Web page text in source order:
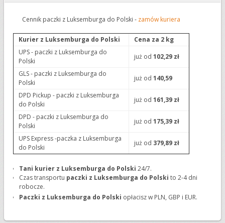
Cennik paczki z Luksemburga do Polski - zamów kuriera
Kurier z Luksemburga do Polski
Cena za 2 kg
UPS - paczki z Luksemburga do
Polski
już od102,29 zł
GLS - paczki z Luksemburga do
Polski
już od140,59
DPD Pickup - paczki z Luksemburga
do Polski
już od161,39 zł
DPD - paczki z Luksemburga do
Polski
już od175,39 zł
UPS Express -paczka z Luksemburga
do Polski
już od 379,89 zł
Tani kurier z Luksemburga do Polski 24/7.
Czas transportu paczki z Luksemburga do Polski to 2-4 dni
robocze.
Paczki z Luksemburga do Polski opłacisz w PLN, GBP i EUR.